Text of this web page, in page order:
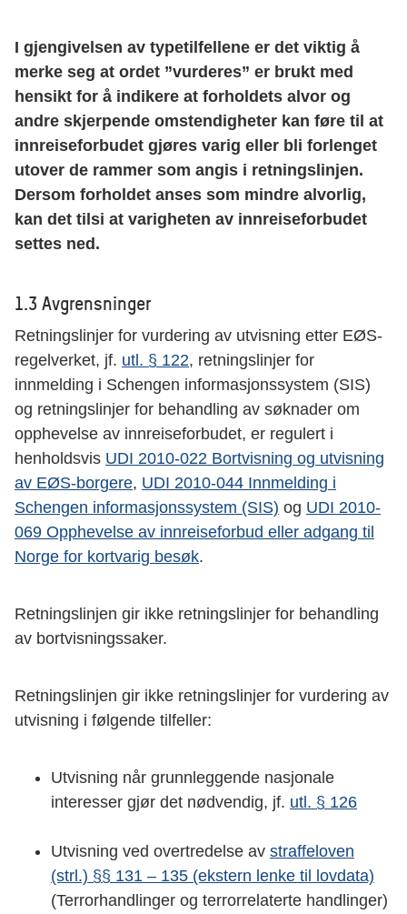
I gjengivelsen av typetilfellene er det viktig å
merke seg at ordet ”vurderes” er brukt med
hensikt for å indikere at forholdets alvor og
andre skjerpende omstendigheter kan føre til at
innreiseforbudet gjøres varig eller bli forlenget
utover de rammer som angis i retningslinjen.
Dersom forholdet anses som mindre alvorlig,
kan det tilsi at varigheten av innreiseforbudet
settes ned.
1.3 Avgrensninger
Retningslinjer for vurdering av utvisning etter EØS-
regelverket, jf. utl. § 122, retningslinjer for
innmelding i Schengen informasjonssystem (SIS)
og retningslinjer for behandling av søknader om
opphevelse av innreiseforbudet, er regulert i
henholdsvis UDI 2010-022 Bortvisning og utvisning
av EØS-borgere, UDI 2010-044 Innmelding i
Schengen informasjonssystem (SIS) og UDI 2010-
069 Opphevelse av innreiseforbud eller adgang til
Norge for kortvarig besøk.
Retningslinjen gir ikke retningslinjer for behandling
av bortvisningssaker.
Retningslinjen gir ikke retningslinjer for vurdering av
utvisning i følgende tilfeller:
Utvisning når grunnleggende nasjonale
interesser gjør det nødvendig, jf. utl. § 126
Utvisning ved overtredelse av straffeloven
(strl.) §§ 131 – 135 (ekstern lenke til lovdata)
(Terrorhandlinger og terrorrelaterte handlinger)